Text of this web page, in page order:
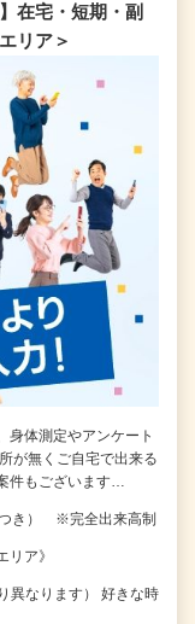
在宅・短期・副
リア＞
身体測定やアンケート
が無くご自宅で出来る
件もございます…
き） ※完全出来高制
ア》
異なります） 好きな時